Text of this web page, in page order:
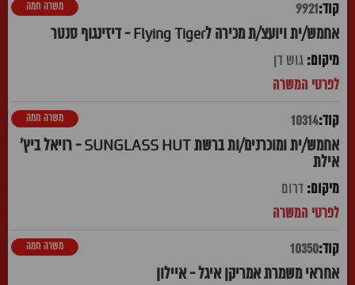
9921
אחמש/ית ויועצ/ת מכירה לFlying Tiger - דיזינגוף סנטר
משרה חמה
גוש דן
10314
אחמש/ית ומוכרנים/ות ברשת SUNGLASS HUT - רויאל ביץ'
אילת
משרה חמה
דרום
10350
אחראי משמרת אמריקן איגל - איילון
משרה חמה